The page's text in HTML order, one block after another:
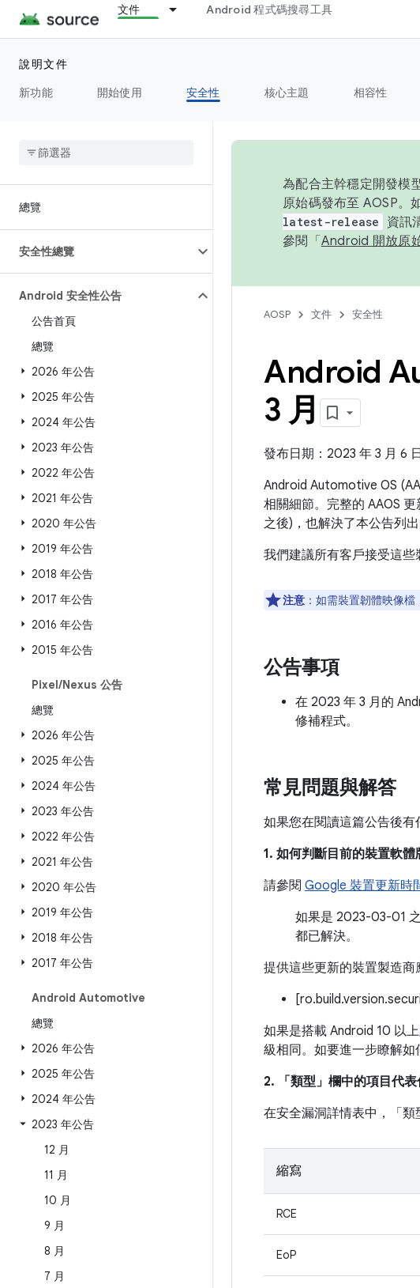
文件 Android 程式碼搜尋工具
說明文件
新功能
開始使用 安全性 核心主題 相容性
總覽
安全性總覽
Android 安全性公告
公告首頁
總覽
2026 年公告
2025 年公告
2024 年公告
2023 年公告
2022 年公告
2021 年公告
2020 年公告
2019 年公告
2018 年公告
2017 年公告
2016 年公告
2015 年公告
Pixel/Nexus 公告
總覽
2026 年公告
2025 年公告
2024 年公告
2023 年公告
2022 年公告
2021 年公告
2020 年公告
2019 年公告
2018 年公告
2017 年公告
Android Automotive
總覽
2026 年公告
2025 年公告
2024 年公告
2023 年公告
12 月
11 月
10 月
9 月
8 月
7 月
為配合主幹穩定開發模
原始碼發布至 AOSP。
latest-release
資訊
參閱「 Android 開放原
AOSP 文件 安全性
Android
3 月
發布日期：2023 年 3 月 6 日
Android Automotive OS
相關細節。完整的 AAOS
之後)，也解決了本公告列出
我們建議所有客戶接受這些
注意 ：如需裝置韌體映像檔
公告事項
在 2023 年 3 月的
修補程式。
常見問題與解答
如果您在閱讀這篇公告後有
1. 如何判斷目前的裝置軟
請參閱 Google 裝置更新時
如果是 2023-03-01
都已解決。
提供這些更新的裝置製造商
如果是搭載 Android 10 以
級相同。如要進一步瞭解
2. 「類型」 欄中的項目代表
在安全漏洞詳情表中，「類
縮寫
RCE
EoP